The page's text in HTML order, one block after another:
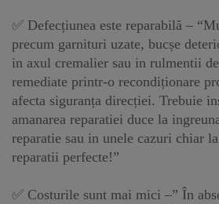
✅ Defecțiunea este reparabilă –
precum garnituri uzate, bucșe
in axul cremalier sau in rulmentii
remediate printr-o recondiționare
afecta siguranța direcției. Trebuie
amanarea reparatiei duce la
reparatie sau in unele cazuri chiar
reparatii perfecte!”
✅ Costurile sunt mai mici –” În